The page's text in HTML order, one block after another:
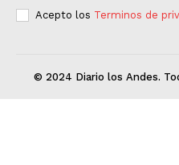
Acepto los Terminos de
© 2024 Diario los Andes.